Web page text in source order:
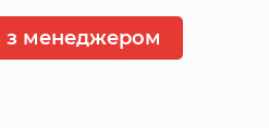
з менеджером